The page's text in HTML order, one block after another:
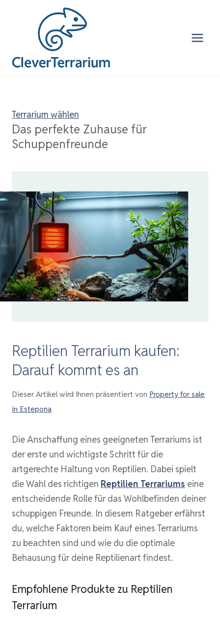
Terrarium wählen
Das perfekte Zuhause für
Schuppenfreunde
Reptilien Terrarium kaufen:
Darauf kommt es an
Dieser Artikel wird Ihnen präsentiert von Property for sale
in Estepona
Die Anschaffung eines geeigneten Terrariums ist
der erste und wichtigste Schritt für die
artgerechte Haltung von Reptilien. Dabei spielt
die Wahl des richtigen Reptilien Terrariums eine
entscheidende Rolle für das Wohlbefinden deiner
schuppigen Freunde. In diesem Ratgeber erfährst
du, welche Faktoren beim Kauf eines Terrariums
zu beachten sind und wie du die optimale
Behausung für deine Reptilienart findest.
Empfohlene Produkte zu Reptilien
Terrarium